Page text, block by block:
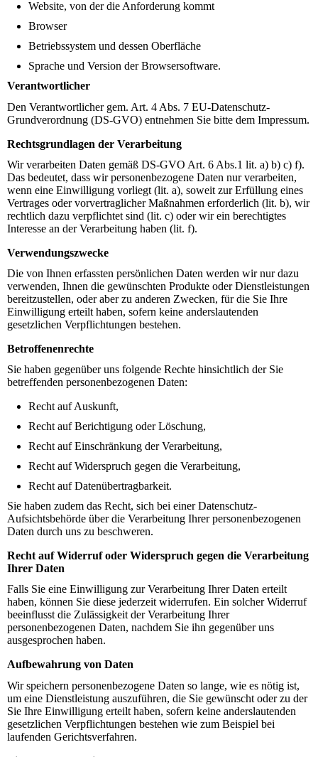
Website, von der die Anforderung kommt
Browser
Betriebssystem und dessen Oberfläche
Sprache und Version der Browsersoftware.
Verantwortlicher
Den Verantwortlicher gem. Art. 4 Abs. 7 EU-Datenschutz-
Grundverordnung (DS-GVO) entnehmen Sie bitte dem Impressum.
Rechtsgrundlagen der Verarbeitung
Wir verarbeiten Daten gemäß DS-GVO Art. 6 Abs.1 lit. a) b) c) f).
Das bedeutet, dass wir personenbezogene Daten nur verarbeiten,
wenn eine Einwilligung vorliegt (lit. a), soweit zur Erfüllung eines
Vertrages oder vorvertraglicher Maßnahmen erforderlich (lit. b), wir
rechtlich dazu verpflichtet sind (lit. c) oder wir ein berechtigtes
Interesse an der Verarbeitung haben (lit. f).
Verwendungszwecke
Die von Ihnen erfassten persönlichen Daten werden wir nur dazu
verwenden, Ihnen die gewünschten Produkte oder Dienstleistungen
bereitzustellen, oder aber zu anderen Zwecken, für die Sie Ihre
Einwilligung erteilt haben, sofern keine anderslautenden
gesetzlichen Verpflichtungen bestehen.
Betroffenenrechte
Sie haben gegenüber uns folgende Rechte hinsichtlich der Sie
betreffenden personenbezogenen Daten:
Recht auf Auskunft,
Recht auf Berichtigung oder Löschung,
Recht auf Einschränkung der Verarbeitung,
Recht auf Widerspruch gegen die Verarbeitung,
Recht auf Datenübertragbarkeit.
Sie haben zudem das Recht, sich bei einer Datenschutz-
Aufsichtsbehörde über die Verarbeitung Ihrer personenbezogenen
Daten durch uns zu beschweren.
Recht auf Widerruf oder Widerspruch gegen die Verarbeitung
Ihrer Daten
Falls Sie eine Einwilligung zur Verarbeitung Ihrer Daten erteilt
haben, können Sie diese jederzeit widerrufen. Ein solcher Widerruf
beeinflusst die Zulässigkeit der Verarbeitung Ihrer
personenbezogenen Daten, nachdem Sie ihn gegenüber uns
ausgesprochen haben.
Aufbewahrung von Daten
Wir speichern personenbezogene Daten so lange, wie es nötig ist,
um eine Dienstleistung auszuführen, die Sie gewünscht oder zu der
Sie Ihre Einwilligung erteilt haben, sofern keine anderslautenden
gesetzlichen Verpflichtungen bestehen wie zum Beispiel bei
laufenden Gerichtsverfahren.